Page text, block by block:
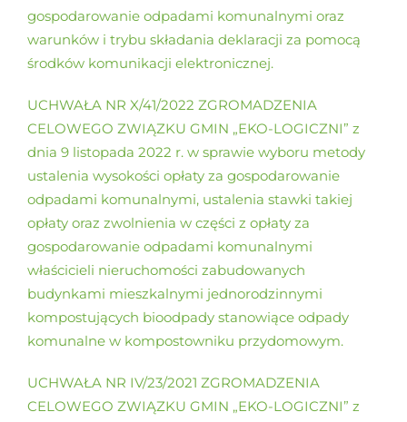
gospodarowanie odpadami komunalnymi oraz
warunków i trybu składania deklaracji za pomocą
środków komunikacji elektronicznej.
UCHWAŁA NR X/41/2022 ZGROMADZENIA
CELOWEGO ZWIĄZKU GMIN „EKO-LOGICZNI” z
dnia 9 listopada 2022 r. w sprawie wyboru metody
ustalenia wysokości opłaty za gospodarowanie
odpadami komunalnymi, ustalenia stawki takiej
opłaty oraz zwolnienia w części z opłaty za
gospodarowanie odpadami komunalnymi
właścicieli nieruchomości zabudowanych
budynkami mieszkalnymi jednorodzinnymi
kompostujących bioodpady stanowiące odpady
komunalne w kompostowniku przydomowym.
UCHWAŁA NR IV/23/2021 ZGROMADZENIA
CELOWEGO ZWIĄZKU GMIN „EKO-LOGICZNI” z